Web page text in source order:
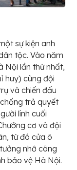
sự kiện anh
tộc. Vào năm
Nội lần thứ nhất,
huy) cùng đội
và chiến đấu
trả quyết
lính cuối
cơ và đội
từ đó cửa ô
nhớ công
bảo vệ Hà Nội.